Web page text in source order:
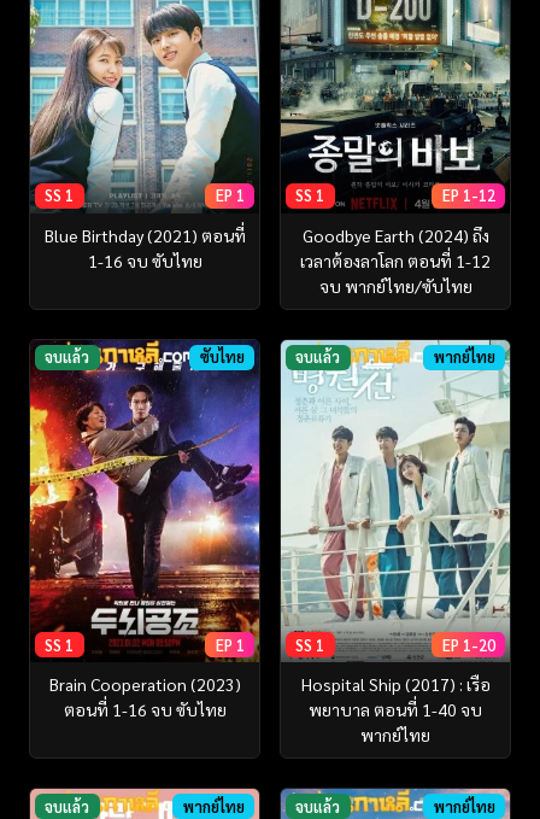
SS 1 EP 1
Blue Birthday (2021) ตอนที่
1-16 จบ ซับไทย
SS 1 EP 1-12
Goodbye Earth (2024) ถึง
เวลาต้องลาโลก ตอนที่ 1-12
จบ พากย์ไทย/ซับไทย
จบแล้ว ซับไทย
SS 1 EP 1
Brain Cooperation (2023)
ตอนที่ 1-16 จบ ซับไทย
จบแล้ว พากย์ไทย
SS 1 EP 1-20
Hospital Ship (2017) : เรือ
พยาบาล ตอนที่ 1-40 จบ
พากย์ไทย
จบแล้ว พากย์ไทย จบแล้ว พากย์ไทย